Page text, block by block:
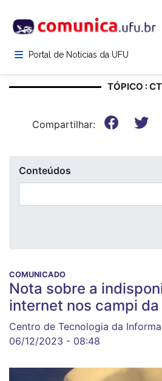
para
conteúdoPortal de Notícias da UFU
TÓPICO :
Compartilhar:
Conteúdos
COMUNICADO
Nota sobre a
internet nos campi da
Centro de Tecnologia da
06/12/2023 - 08:48